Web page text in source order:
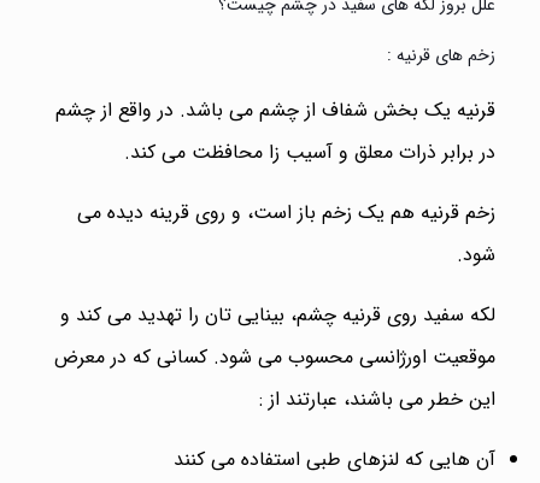
زخم های قرنیه :
قرنیه یک بخش شفاف از چشم می باشد. در واقع از چشم
در برابر ذرات معلق و آسیب زا محافظت می کند.
زخم قرنیه هم یک زخم باز است، و روی قرینه دیده می
شود.
لکه سفید روی قرنیه چشم، بینایی تان را تهدید می کند و
موقعیت اورژانسی محسوب می شود. کسانی که در معرض
این خطر می باشند، عبارتند از :
آن هایی که لنزهای طبی استفاده می کنند